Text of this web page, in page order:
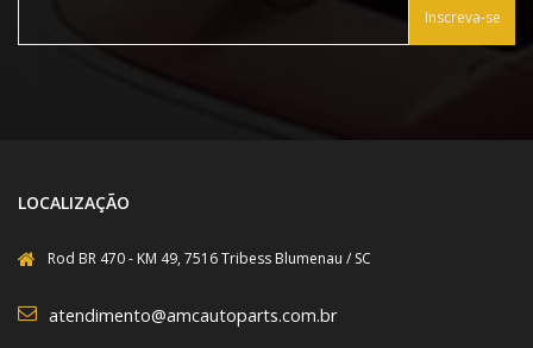
Inscreva-se
LOCALIZAÇÃO
Rod BR 470 - KM 49, 7516 Tribess Blumenau / SC
atendimento@amcautoparts.com.br